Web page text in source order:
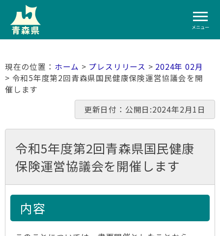
メニュー
ホーム > プレスリリース > 2024年 02月
> 令和5年度第2回青森県国民健康保険運営協議会を開
催します
更新日付：公開日:2024年2月1日
令和5年度第2回青森県国民健康
保険運営協議会を開催します
内容